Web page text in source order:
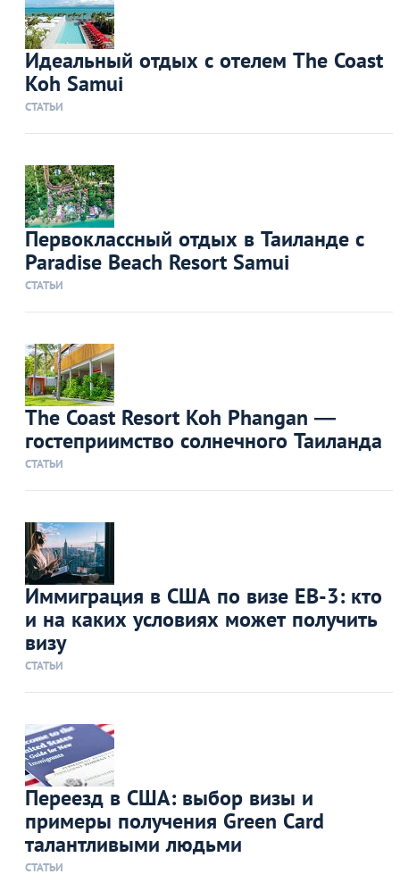
Идеальный отдых с отелем The Coast
Koh Samui
СТАТЬИ
Первоклассный отдых в Таиланде с
Paradise Beach Resort Samui
СТАТЬИ
The Coast Resort Koh Phangan —
гостеприимство солнечного Таиланда
СТАТЬИ
Иммиграция в США по визе ЕВ-3: кто
и на каких условиях может получить
визу
СТАТЬИ
Переезд в США: выбор визы и
примеры получения Green Card
талантливыми людьми
СТАТЬИ